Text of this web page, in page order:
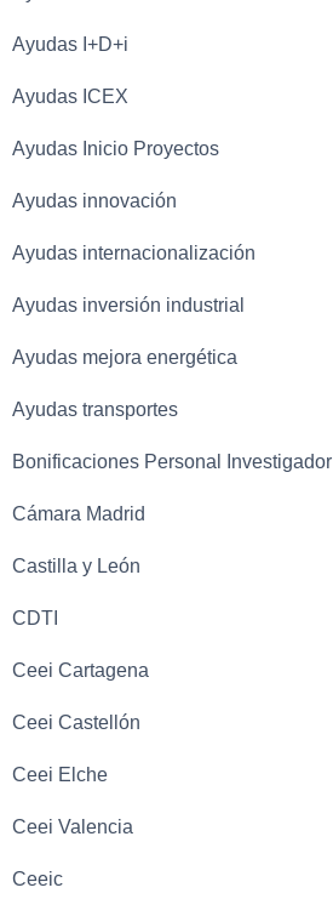
Ayudas I+D+i
Ayudas ICEX
Ayudas Inicio Proyectos
Ayudas innovación
Ayudas internacionalización
Ayudas inversión industrial
Ayudas mejora energética
Ayudas transportes
Bonificaciones Personal Investigador
Cámara Madrid
Castilla y León
CDTI
Ceei Cartagena
Ceei Castellón
Ceei Elche
Ceei Valencia
Ceeic